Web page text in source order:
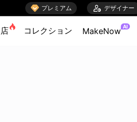
 プレミアム  デザイナー
店 コレクション MakeNow AI